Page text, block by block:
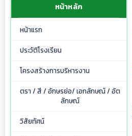
หน้าหลัก
หน้าแรก
ประวัติโรงเรียน
โครงสร้างการบริหารงาน
ตรา / สี / อักษรย่อ/ เอกลักษณ์ / อัต
ลักษณ์
วิสัยทัศน์